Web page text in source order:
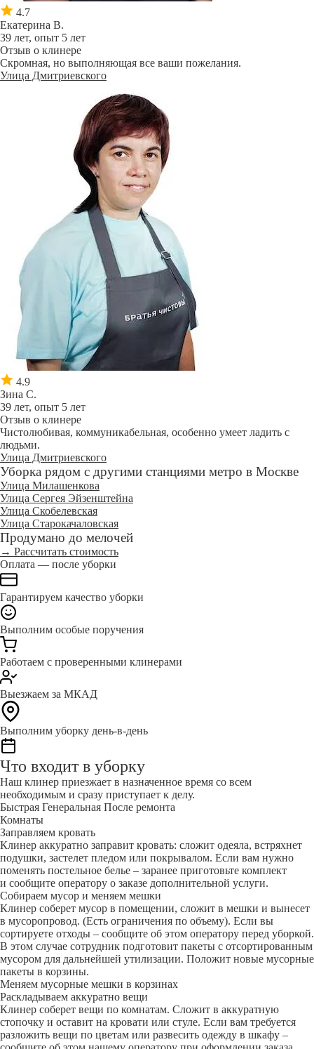
4.7
Екатерина В.
39 лет, опыт 5 лет
Отзыв о клинере
Скромная, но выполняющая все ваши пожелания.
Улица Дмитриевского
4.9
Зина С.
39 лет, опыт 5 лет
Отзыв о клинере
Чистолюбивая, коммуникабельная, особенно умеет ладить с
людьми.
Улица Дмитриевского
Уборка рядом с другими станциями метро в Москве
Улица Милашенкова
Улица Сергея Эйзенштейна
Улица Скобелевская
Улица Старокачаловская
Продумано до мелочей
→ Рассчитать стоимость
Оплата — после уборки
Гарантируем качество уборки
Выполним особые поручения
Работаем с проверенными клинерами
Выезжаем за МКАД
Выполним уборку день-в-день
Что входит в уборку
Наш клинер приезжает в назначенное время со всем
необходимым и сразу приступает к делу.
Быстрая Генеральная После ремонта
Комнаты
Заправляем кровать
Клинер аккуратно заправит кровать: сложит одеяла, встряхнет
подушки, застелет пледом или покрывалом. Если вам нужно
поменять постельное белье – заранее приготовьте комплект
и сообщите оператору о заказе дополнительной услуги.
Собираем мусор и меняем мешки
Клинер соберет мусор в помещении, сложит в мешки и вынесет
в мусоропровод. (Есть ограничения по объему). Если вы
сортируете отходы – сообщите об этом оператору перед уборкой.
В этом случае сотрудник подготовит пакеты с отсортированным
мусором для дальнейшей утилизации. Положит новые мусорные
пакеты в корзины.
Меняем мусорные мешки в корзинах
Раскладываем аккуратно вещи
Клинер соберет вещи по комнатам. Сложит в аккуратную
стопочку и оставит на кровати или стуле. Если вам требуется
разложить вещи по цветам или развесить одежду в шкафу –